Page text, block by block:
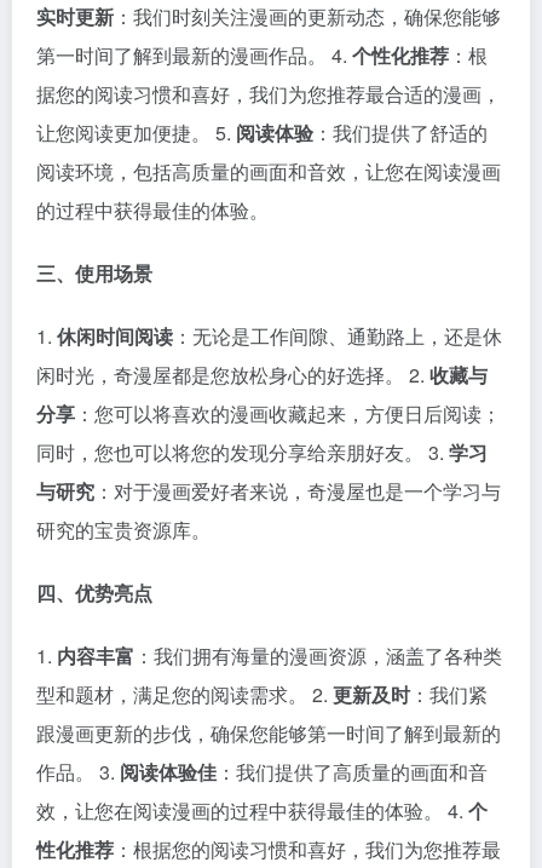
实时更新 ：我们时刻关注漫画的更新动态，确保您能够
第一时间了解到最新的漫画作品。 4. 个性化推荐 ：根
据您的阅读习惯和喜好，我们为您推荐最合适的漫画，
让您阅读更加便捷。 5. 阅读体验 ：我们提供了舒适的
阅读环境，包括高质量的画面和音效，让您在阅读漫画
的过程中获得最佳的体验。
三、使用场景
1. 休闲时间阅读 ：无论是工作间隙、通勤路上，还是休
闲时光，奇漫屋都是您放松身心的好选择。 2. 收藏与
分享 ：您可以将喜欢的漫画收藏起来，方便日后阅读；
同时，您也可以将您的发现分享给亲朋好友。 3. 学习
与研究 ：对于漫画爱好者来说，奇漫屋也是一个学习与
研究的宝贵资源库。
四、优势亮点
1. 内容丰富 ：我们拥有海量的漫画资源，涵盖了各种类
型和题材，满足您的阅读需求。 2. 更新及时：我们紧
跟漫画更新的步伐，确保您能够第一时间了解到最新的
作品。 3. 阅读体验佳 ：我们提供了高质量的画面和音
效，让您在阅读漫画的过程中获得最佳的体验。 4. 个
性化推荐 ：根据您的阅读习惯和喜好，我们为您推荐最